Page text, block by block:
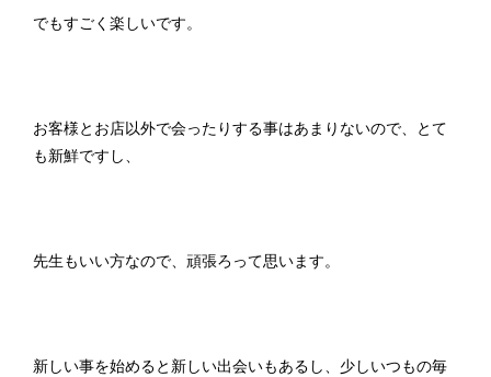
でもすごく楽しいです。
お客様とお店以外で会ったりする事はあまりないので、とて
も新鮮ですし、
先生もいい方なので、頑張ろって思います。
新しい事を始めると新しい出会いもあるし、少しいつもの毎